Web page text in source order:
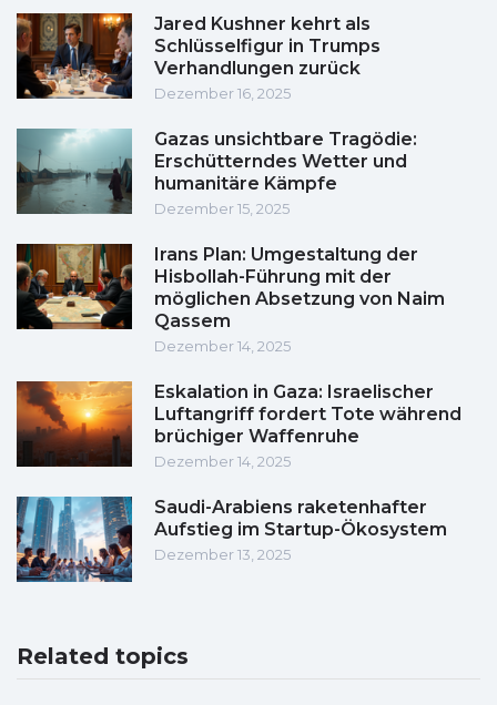
Jared Kushner kehrt als
Schlüsselfigur in Trumps
Verhandlungen zurück
Dezember 16, 2025
Gazas unsichtbare Tragödie:
Erschütterndes Wetter und
humanitäre Kämpfe
Dezember 15, 2025
Irans Plan: Umgestaltung der
Hisbollah-Führung mit der
möglichen Absetzung von Naim
Qassem
Dezember 14, 2025
Eskalation in Gaza: Israelischer
Luftangriff fordert Tote während
brüchiger Waffenruhe
Dezember 14, 2025
Saudi-Arabiens raketenhafter
Aufstieg im Startup-Ökosystem
Dezember 13, 2025
Related topics